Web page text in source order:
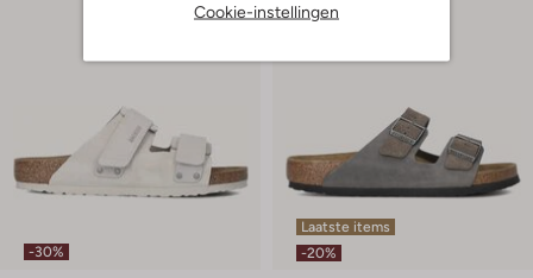
Cookie-instellingen
-30%
Laatste items
-20%